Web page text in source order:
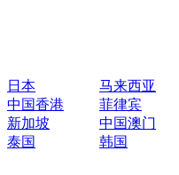
日本
马来西亚
中国香港
菲律宾
新加坡
中国澳门
泰国
韩国